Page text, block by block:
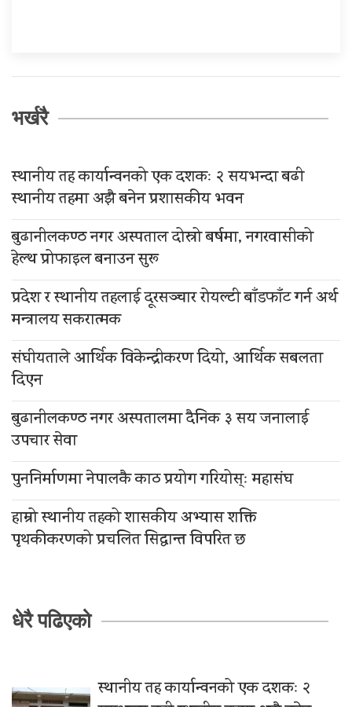
भर्खरै
स्थानीय तह कार्यान्वनको एक दशकः २ सयभन्दा बढी
स्थानीय तहमा अझै बनेन प्रशासकीय भवन
बुढानीलकण्ठ नगर अस्पताल दोस्रो बर्षमा, नगरवासीको
हेल्थ प्रोफाइल बनाउन सुरू
प्रदेश र स्थानीय तहलाई दूरसञ्चार रोयल्टी बाँडफाँट गर्न अर्थ
मन्त्रालय सकरात्मक
संघीयताले आर्थिक विकेन्द्रीकरण दियो, आर्थिक सबलता
दिएन
बुढानीलकण्ठ नगर अस्पतालमा दैनिक ३ सय जनालाई
उपचार सेवा
पुननिर्माणमा नेपालकै काठ प्रयोग गरियोस्ः महासंघ
हाम्रो स्थानीय तहको शासकीय अभ्यास शक्ति
पृथकीकरणको प्रचलित सिद्धान्त विपरित छ
धेरै पढिएको
स्थानीय तह कार्यान्वनको एक दशकः २